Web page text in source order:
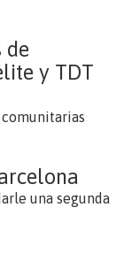
de
y TDT
una segunda